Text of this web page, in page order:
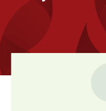
Nancy Boisvert